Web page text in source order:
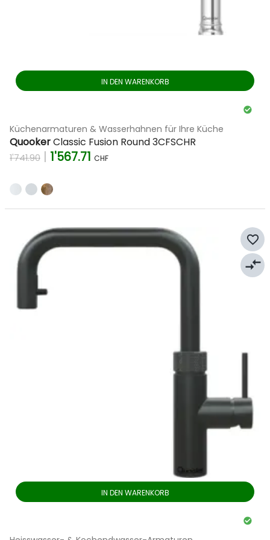
IN DEN WARENKORB
Küchenarmaturen & Wasserhahnen für Ihre Küche
QuookerClassic Fusion Round 3CFSCHR
1'741.90 1'567.71 CHF
IN DEN WARENKORB
favorite_border
compare_arrows